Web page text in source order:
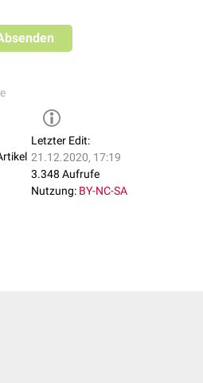
pulmonis sinistra) teilt sich in zwei
Letzter Edit:
21.12.2020, 17:19
3.348 Aufrufe
Nutzung: BY-NC-SA